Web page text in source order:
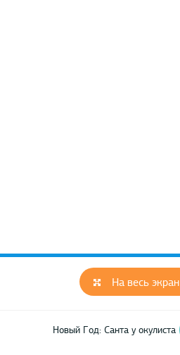
На весь экран
Новый Год: Санта у окулиста